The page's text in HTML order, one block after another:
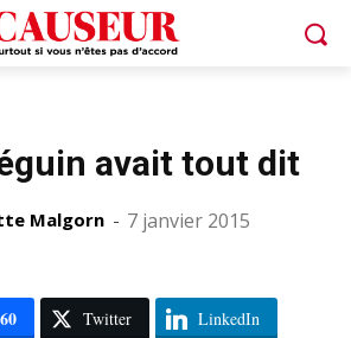
avait tout dit
Malgorn - 7 janvier 2015
60 Twitter LinkedIn